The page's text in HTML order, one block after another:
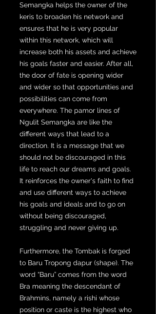
Semangka helps the owner of the
keris to broaden his network and
ensures that he is very popular
within this network, which will
increase both his assets and achieve
his goals faster and easier. After all,
the door of fate is opening wider
and wider so that opportunities and
possibilities can come from
everywhere. The pamor lines of
Ngulit Semangka are like the
different ways that lead to a
direction. It is a message that we
should not be discouraged in this
life to reach our dreams and goals.
It reinforces the owner's faith to find
and use different ways to achieve
his goals and ideals and to go on
without being discouraged,
struggling and never giving up.
Furthermore, the Tombak is forged
to Baru Tropong dapur (shape). The
word “Baru” comes from the word
Bra meaning the descendant of
Brahmins, namely a rishi whose
position or caste is the highest who